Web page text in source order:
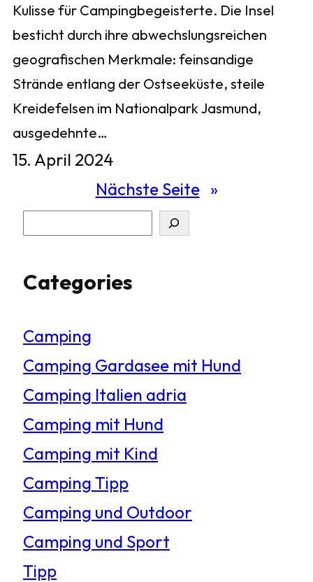
Kulisse für Campingbegeisterte. Die Insel
besticht durch ihre abwechslungsreichen
geografischen Merkmale: feinsandige
Strände entlang der Ostseeküste, steile
Kreidefelsen im Nationalpark Jasmund,
ausgedehnte…
15. April 2024
Nächste Seite »
c
e
n
Categories
Camping
Camping Gardasee mit Hund
Camping Italien adria
Camping mit Hund
Camping mit Kind
Camping Tipp
Camping und Outdoor
Camping und Sport
Tipp